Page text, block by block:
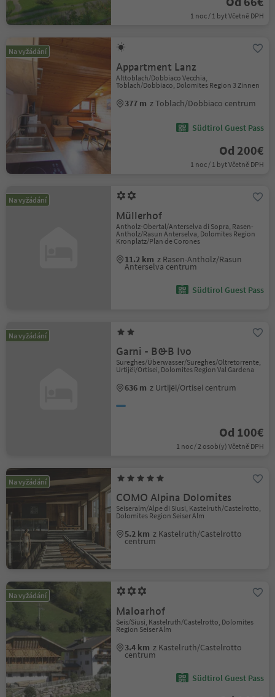
1 noc / 1 byt Včetně DPH
Na vyžádání
Appartment Lanz
Alttoblach/Dobbiaco Vecchia,
Toblach/Dobbiaco, Dolomites Region 3 Zinnen
377 m z Toblach/Dobbiaco centrum
Südtirol Guest Pass
Od 200€
1 noc / 1 byt Včetně DPH
Na vyžádání
Müllerhof
Antholz-Obertal/Anterselva di Sopra, Rasen-
Antholz/Rasun Anterselva, Dolomites Region
Kronplatz/Plan de Corones
11.2 km z Rasen-Antholz/Rasun
Anterselva centrum
Südtirol Guest Pass
Na vyžádání
Garni - B&B Ivo
Sureghes/Überwasser/Sureghes/Oltretorrente,
Urtijëi/Ortisei, Dolomites Region Val Gardena
636 m z Urtijëi/Ortisei centrum
Od 100€
1 noc / 2 osob(y) Včetně DPH
Na vyžádání
COMO Alpina Dolomites
Seiseralm/Alpe di Siusi, Kastelruth/Castelrotto,
Dolomites Region Seiser Alm
5.2 km z Kastelruth/Castelrotto
centrum
Na vyžádání
Maloarhof
Seis/Siusi, Kastelruth/Castelrotto, Dolomites
Region Seiser Alm
3.4 km z Kastelruth/Castelrotto
centrum
Südtirol Guest Pass